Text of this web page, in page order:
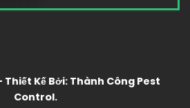
Thiết Kế Bởi: Thành Công Pest
Control.